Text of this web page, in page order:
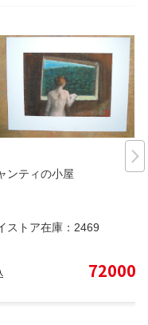
ンティの小屋
ストア在庫： 2469
72000